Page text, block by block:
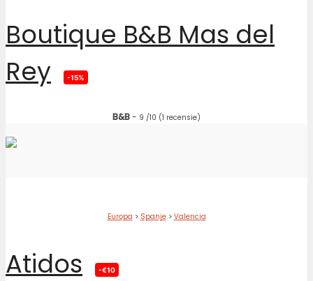
Boutique B&B Mas del
Rey
-15%
B&B- 9 /10 (1 recensie)
Europa > Spanje> Valencia
Atidos -€10